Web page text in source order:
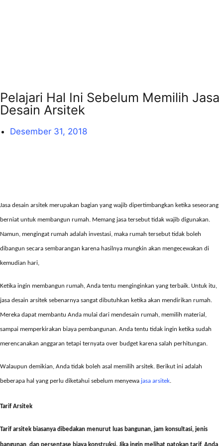
Pelajari Hal Ini Sebelum Memilih Jasa
Desain Arsitek
Desember 31, 2018
Jasa desain arsitek merupakan bagian yang wajib dipertimbangkan ketika seseorang
berniat untuk membangun rumah. Memang jasa tersebut tidak wajib digunakan.
Namun, mengingat rumah adalah investasi, maka rumah tersebut tidak boleh
dibangun secara sembarangan karena hasilnya mungkin akan mengecewakan di
kemudian hari,
Ketika ingin membangun rumah, Anda tentu menginginkan yang terbaik. Untuk itu,
jasa desain arsitek sebenarnya sangat dibutuhkan ketika akan mendirikan rumah.
Mereka dapat membantu Anda mulai dari mendesain rumah, memilih material,
sampai memperkirakan biaya pembangunan. Anda tentu tidak ingin ketika sudah
merencanakan anggaran tetapi ternyata over budget karena salah perhitungan.
Walaupun demikian, Anda tidak boleh asal memilih arsitek. Berikut ini adalah
beberapa hal yang perlu diketahui sebelum menyewa jasa arsitek.
Tarif Arsitek
Tarif arsitek biasanya dibedakan menurut luas bangunan, jam konsultasi, jenis